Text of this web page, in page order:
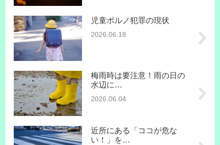
児童ポルノ犯罪の現状
2026.06.18
梅雨時は要注意！雨の日の
水辺に…
2026.06.04
近所にある「ココが危な
い！」を…